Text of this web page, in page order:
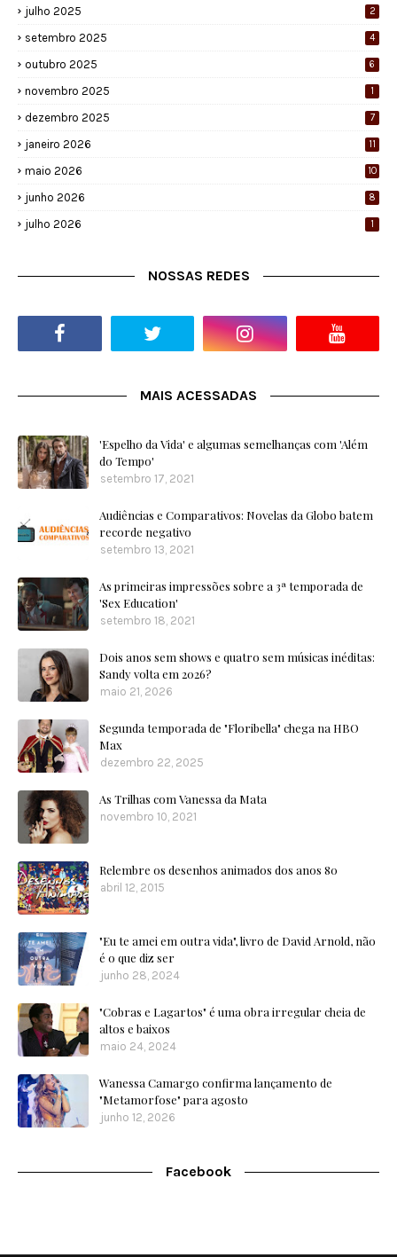
julho 2025 2
setembro 2025 4
outubro 2025 6
novembro 2025 1
dezembro 2025 7
janeiro 2026 11
maio 2026 10
junho 2026 8
julho 2026 1
NOSSAS REDES
MAIS ACESSADAS
'Espelho da Vida' e algumas semelhanças com 'Além
do Tempo'
setembro 17, 2021
Audiências e Comparativos: Novelas da Globo batem
recorde negativo
setembro 13, 2021
As primeiras impressões sobre a 3ª temporada de
'Sex Education'
setembro 18, 2021
Dois anos sem shows e quatro sem músicas inéditas:
Sandy volta em 2026?
maio 21, 2026
Segunda temporada de "Floribella" chega na HBO
Max
dezembro 22, 2025
As Trilhas com Vanessa da Mata
novembro 10, 2021
Relembre os desenhos animados dos anos 80
abril 12, 2015
"Eu te amei em outra vida", livro de David Arnold, não
é o que diz ser
junho 28, 2024
"Cobras e Lagartos" é uma obra irregular cheia de
altos e baixos
maio 24, 2024
Wanessa Camargo confirma lançamento de
"Metamorfose" para agosto
junho 12, 2026
Facebook